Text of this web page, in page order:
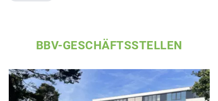
BBV-GESCHÄFTSSTELLEN